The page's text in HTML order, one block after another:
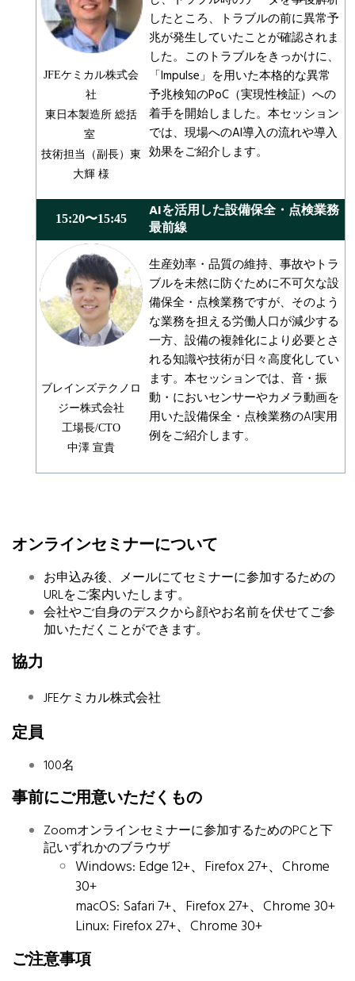
JFEケミカル株式会
社
東日本製造所 総括
室
技術担当（副長）東
大輝 様
したところ、トラブルの前に異常予
兆が発生していたことが確認されま
した。このトラブルをきっかけに、
「Impulse」を用いた本格的な異常
予兆検知のPoC（実現性検証）への
着手を開始しました。本セッション
では、現場へのAI導入の流れや導入
効果をご紹介します。
15:20〜15:45
AIを活用した設備保全・点検業務
最前線
ブレインズテクノロ
ジー株式会社
工場長/CTO
中澤 宣貴
生産効率・品質の維持、事故やトラ
ブルを未然に防ぐために不可欠な設
備保全・点検業務ですが、そのよう
な業務を担える労働人口が減少する
一方、設備の複雑化により必要とさ
れる知識や技術が日々高度化してい
ます。本セッションでは、音・振
動・においセンサーやカメラ動画を
用いた設備保全・点検業務のAI実用
例をご紹介します。
オンラインセミナーについて
お申込み後、メールにてセミナーに参加するための
URLをご案内いたします。
会社やご自身のデスクから顔やお名前を伏せてご参
加いただくことができます。
協力
JFEケミカル株式会社
定員
100名
事前にご用意いただくもの
Zoomオンラインセミナーに参加するためのPCと下
記いずれかのブラウザ
Windows: Edge 12+、Firefox 27+、Chrome
30+
macOS: Safari 7+、Firefox 27+、Chrome 30+
Linux: Firefox 27+、Chrome 30+
ご注意事項